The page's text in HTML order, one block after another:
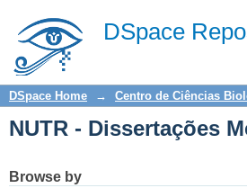
DSpace
NUTR - Dissertações
DSpace Home → Centro de Ciências
NUTR - Dissertações
Browse by